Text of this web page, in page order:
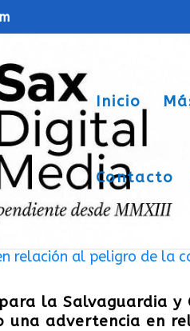
Inicio
Contacto
la Salvaguardia y
una advertencia en